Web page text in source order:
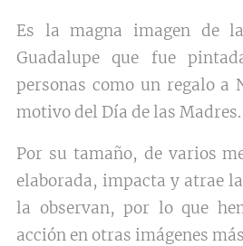
Es la magna imagen de
Guadalupe que fue
personas como un regalo a
motivo del Día de las Madres.
Por su tamaño, de varios
elaborada, impacta y atrae
la observan, por lo que
acción en otras imágenes